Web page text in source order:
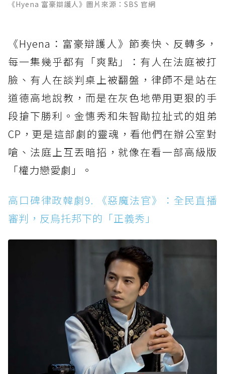
《Hyena 富豪辯護人》圖片來源：SBS 官網
《Hyena：富豪辯護人》節奏快、反轉多，
每一集幾乎都有「爽點」：有人在法庭被打
臉、有人在談判桌上被翻盤，律師不是站在
道德高地說教，而是在灰色地帶用更狠的手
段搶下勝利。金憓秀和朱智勛拉扯式的姐弟
CP，更是這部劇的靈魂，看他們在辦公室對
嗆、法庭上互丟暗招，就像在看一部高級版
「權力戀愛劇」。
高口碑律政韓劇9. 《惡魔法官》：全民直播
審判，反烏托邦下的「正義秀」